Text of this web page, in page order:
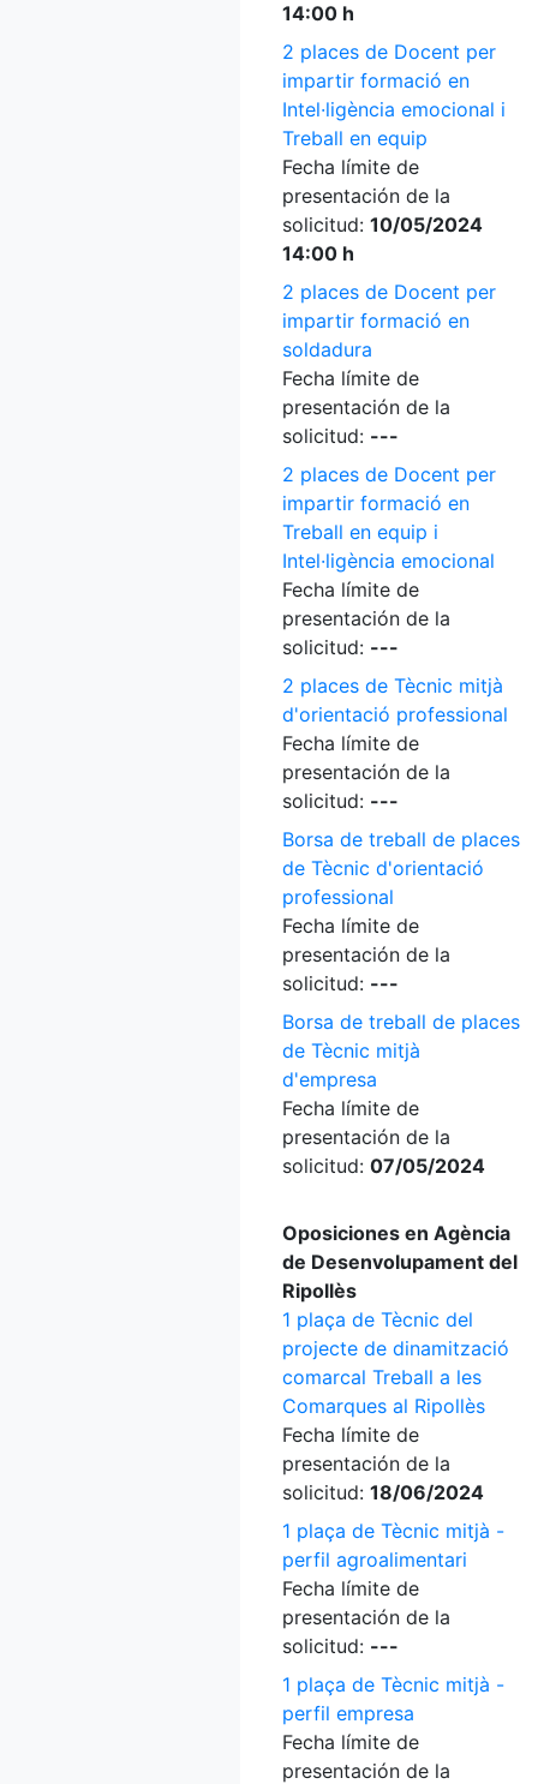
14:00 h
2 places de Docent per
impartir formació en
Intel·ligència emocional i
Treball en equip
Fecha límite de
presentación de la
solicitud: 10/05/2024
14:00 h
2 places de Docent per
impartir formació en
soldadura
Fecha límite de
presentación de la
solicitud: ---
2 places de Docent per
impartir formació en
Treball en equip i
Intel·ligència emocional
Fecha límite de
presentación de la
solicitud: ---
2 places de Tècnic mitjà
d'orientació professional
Fecha límite de
presentación de la
solicitud: ---
Borsa de treball de places
de Tècnic d'orientació
professional
Fecha límite de
presentación de la
solicitud: ---
Borsa de treball de places
de Tècnic mitjà
d'empresa
Fecha límite de
presentación de la
solicitud: 07/05/2024
Oposiciones en Agència
de Desenvolupament del
Ripollès
1 plaça de Tècnic del
projecte de dinamització
comarcal Treball a les
Comarques al Ripollès
Fecha límite de
presentación de la
solicitud: 18/06/2024
1 plaça de Tècnic mitjà -
perfil agroalimentari
Fecha límite de
presentación de la
solicitud: ---
1 plaça de Tècnic mitjà -
perfil empresa
Fecha límite de
presentación de la